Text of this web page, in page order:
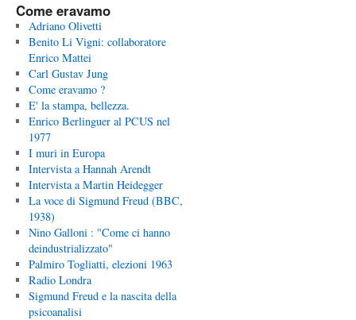
Come eravamo
Adriano Olivetti
Benito Li Vigni: collaboratore
Enrico Mattei
Carl Gustav Jung
Come eravamo ?
E' la stampa, bellezza.
Enrico Berlinguer al PCUS nel
1977
I muri in Europa
Intervista a Hannah Arendt
Intervista a Martin Heidegger
La voce di Sigmund Freud (BBC,
1938)
Nino Galloni : "Come ci hanno
deindustrializzato"
Palmiro Togliatti, elezioni 1963
Radio Londra
Sigmund Freud e la nascita della
psicoanalisi